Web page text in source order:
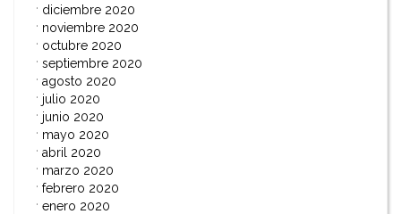
diciembre 2020
noviembre 2020
octubre 2020
septiembre 2020
agosto 2020
julio 2020
junio 2020
mayo 2020
abril 2020
marzo 2020
febrero 2020
enero 2020